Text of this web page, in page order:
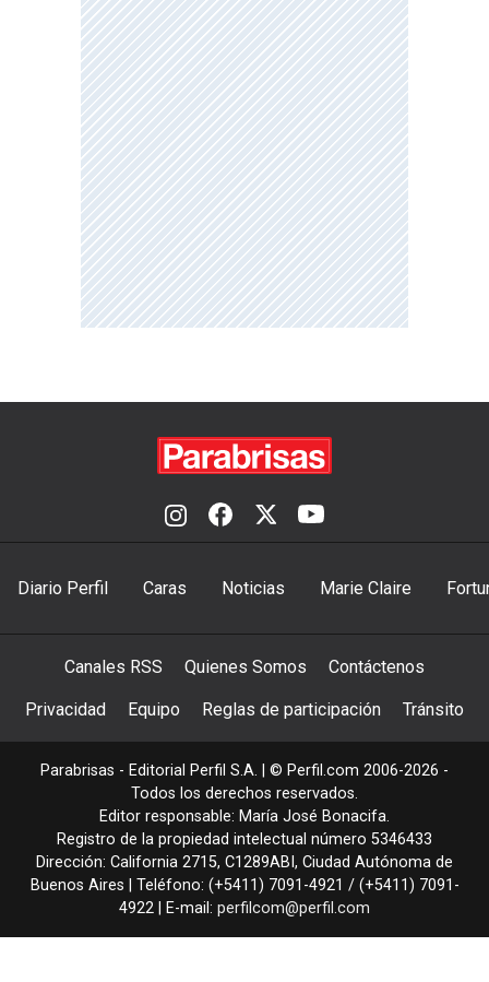
Diario Perfil Caras Noticias Marie Claire
Canales RSS Quienes Somos Contáctenos
Privacidad Equipo Reglas de participación Tránsito
Parabrisas - Editorial Perfil S.A. | © Perfil.com 2006-2026 -
Todos los derechos reservados.
Editor responsable: María José Bonacifa.
Registro de la propiedad intelectual número 5346433
Dirección: California 2715, C1289ABI , Ciudad Autónoma de
Buenos Aires | Teléfono: (+5411) 7091-4921 / (+5411) 7091-
4922 | E-mail: perfilcom@perfil.com